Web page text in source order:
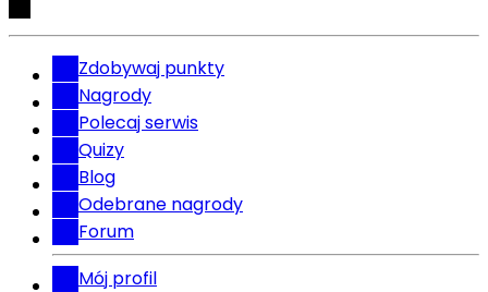
Zdobywaj punkty
Nagrody
Polecaj serwis
Quizy
Blog
Odebrane nagrody
Forum
Mój profil